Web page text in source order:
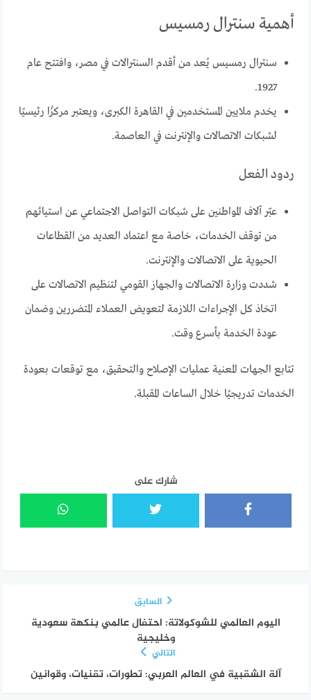
أهمية سنترال رمسيس
سنترال رمسيس يُعد من أقدم السنترالات في مصر، وافتتح عام
1927.
يخدم ملايين المستخدمين في القاهرة الكبرى، ويعتبر مركزًا رئيسيًا
لشبكات الاتصالات والإنترنت في العاصمة.
ردود الفعل
عبّر آلاف المواطنين على شبكات التواصل الاجتماعي عن استيائهم
من توقف الخدمات، خاصة مع اعتماد العديد من القطاعات
الحيوية على الاتصالات والإنترنت.
شددت وزارة الاتصالات والجهاز القومي لتنظيم الاتصالات على
اتخاذ كل الإجراءات اللازمة لتعويض العملاء المتضررين وضمان
عودة الخدمة بأسرع وقت.
تتابع الجهات المعنية عمليات الإصلاح والتحقيق، مع توقعات بعودة
الخدمات تدريجيًا خلال الساعات المقبلة.
شارك على
السابق
اليوم العالمي للشوكولاتة: احتفال عالمي بنكهة سعودية
وخليجية
التالي
آلة الشقبية في العالم العربي: تطورات، تقنيات، وقوانين